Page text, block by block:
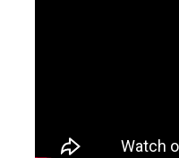
より、仕上がりに差が生
また、前処理剤がきれい